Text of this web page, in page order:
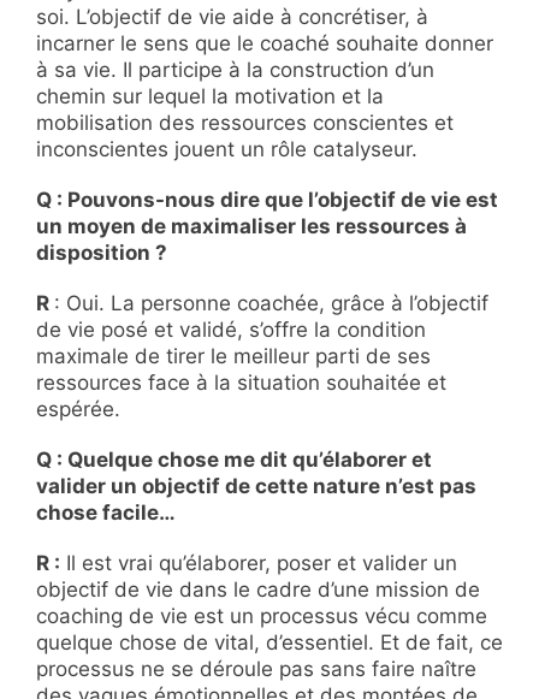
soi. L’objectif de vie aide à concrétiser, à
incarner le sens que le coaché souhaite donner
à sa vie. Il participe à la construction d’un
chemin sur lequel la motivation et la
mobilisation des ressources conscientes et
inconscientes jouent un rôle catalyseur.
Q : Pouvons-nous dire que l’objectif de vie est
un moyen de maximaliser les ressources à
disposition ?
R : Oui. La personne coachée, grâce à l’objectif
de vie posé et validé, s’offre la condition
maximale de tirer le meilleur parti de ses
ressources face à la situation souhaitée et
espérée.
Q : Quelque chose me dit qu’élaborer et
valider un objectif de cette nature n’est pas
chose facile…
R : Il est vrai qu’élaborer, poser et valider un
objectif de vie dans le cadre d’une mission de
coaching de vie est un processus vécu comme
quelque chose de vital, d’essentiel. Et de fait, ce
processus ne se déroule pas sans faire naître